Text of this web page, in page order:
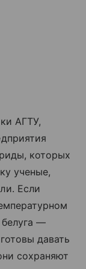
АГТУ,
которых
ученые,
Если
белуга —
давать
сохраняют